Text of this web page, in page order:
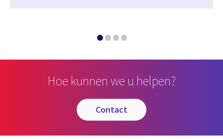
Hoe kunnen we u helpen?
contact